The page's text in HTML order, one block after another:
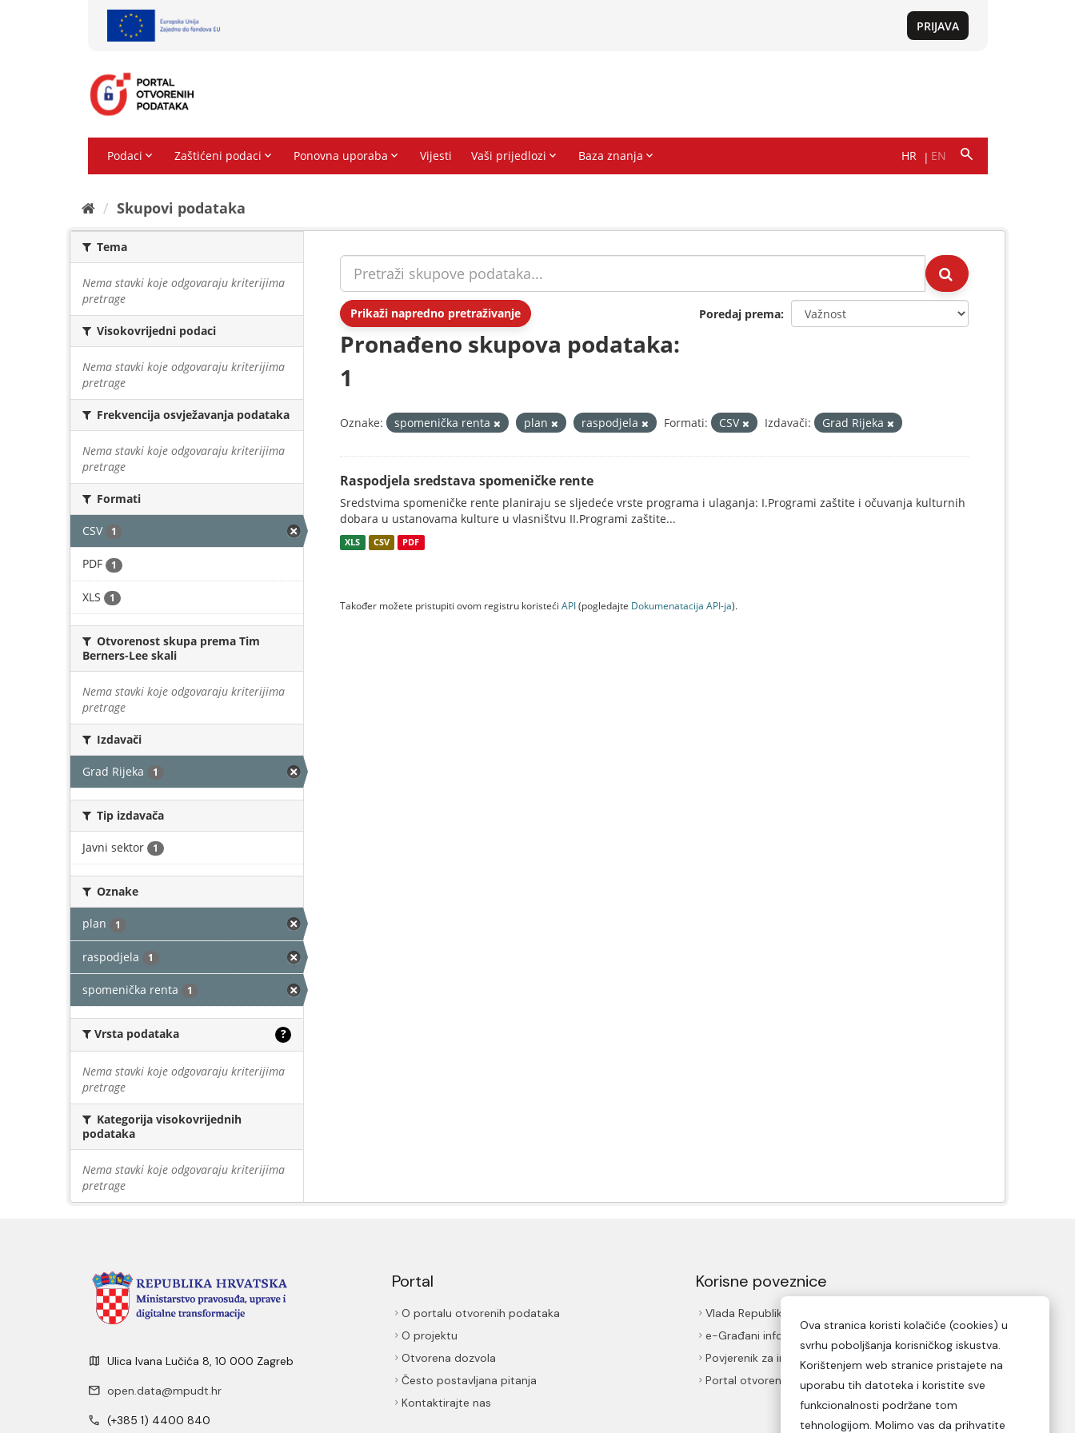
Skupovi podаtаkа
Tema
Nema stavki koje odgovaraju kriterijima
pretrage
Visokovrijedni podaci
Nema stavki koje odgovaraju kriterijima
pretrage
Frekvencija osvježavanja podataka
Nema stavki koje odgovaraju kriterijima
pretrage
Formati
CSV 1
PDF 1
XLS 1
Otvorenost skupa prema Tim
Berners-Lee skali
Nema stavki koje odgovaraju kriterijima
pretrage
Izdavači
Grad Rijeka 1
Tip izdavača
Javni sektor 1
Oznake
plan 1
raspodjela 1
spomenička renta 1
Vrsta podataka ?
Nema stavki koje odgovaraju kriterijima
pretrage
Kategorija visokovrijednih
podataka
Nema stavki koje odgovaraju kriterijima
pretrage
Prikaži napredno pretraživanje Poredaj prema
Pronađeno skupova podataka:
1
Oznake: spomenička renta plan raspodjela Formati: CSV Izdavači: Grad Rijeka
Raspodjela sredstava spomeničke rente
Sredstvima spomeničke rente planiraju se sljedeće vrste programa i ulaganja: I.Programi zaštite i očuvanja kulturnih
dobara u ustanovama kulture u vlasništvu II.Programi zaštite...
XLS CSV PDF
Također možete pristupiti ovom registru koristeći API(pogledajte Dokumenаtаcijа API-jа).